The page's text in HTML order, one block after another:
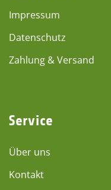
Impressum
Datenschutz
Zahlung & Versand
Service
Über uns
Kontakt